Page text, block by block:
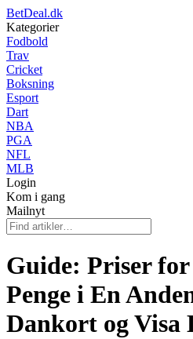
BetDeal.dk
Kategorier
Fodbold
Trav
Cricket
Boksning
Esport
Dart
NBA
PGA
NFL
MLB
Login
Kom i gang
Mailnyt
Guide: Priser
Penge i En
Dankort og Visa